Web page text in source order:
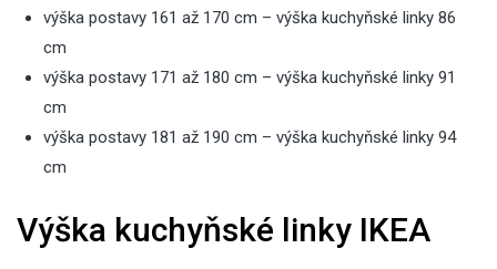
výška postavy 161 až 170 cm – výška kuchyňské linky 86
cm
výška postavy 171 až 180 cm – výška kuchyňské linky 91
cm
výška postavy 181 až 190 cm – výška kuchyňské linky 94
cm
Výška kuchyňské linky IKEA